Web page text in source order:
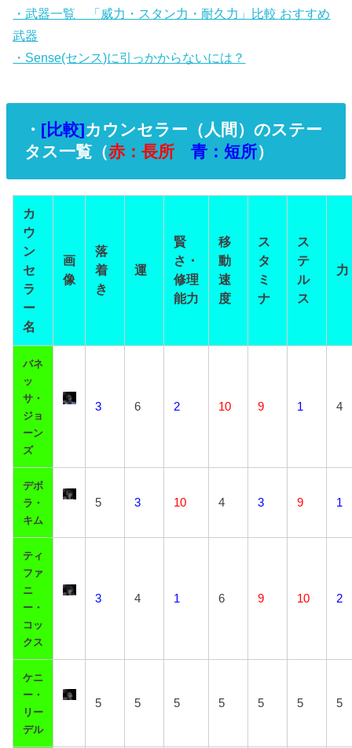
・武器一覧 「威力・スタン力・耐久力」比較 おすすめ
武器
・Sense(センス)に引っかからないには？
・ [比較]カウンセラー（人間）のステー
タス一覧（赤：長所 青：短所）
カ
ウ
ン
セ
ラ
ー
名
画
像
落
着
き
運
賢
さ・
修理
能力
移
動
速
度
ス
タ
ミ
ナ
ス
テ
ル
ス
力
バネ
ッ
サ・
ジョ
ーン
ズ
3 6 2 10 9 1 4
デボ
ラ・
キム
5 3 10 4 3 9 1
ティ
ファ
ニ
ー・
コッ
クス
3 4 1 6 9 10 2
ケニ
ー・
リー
デル
5 5 5 5 5 5 5